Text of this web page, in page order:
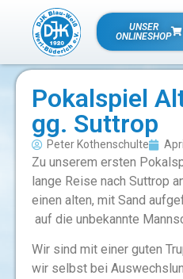
UNSER
ONLINESHOP
Pokalspiel
gg. Suttrop
Peter Kothenschulte
Zu unserem ersten
lange Reise nach Suttrop
einen alten, mit Sand
auf die unbekannte
Wir sind mit einer guten
wir selbst bei